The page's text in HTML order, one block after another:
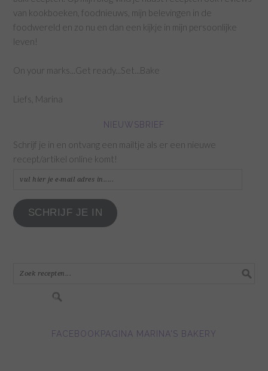
van kookboeken, foodnieuws, mijn belevingen in de
foodwereld en zo nu en dan een kijkje in mijn persoonlijke
leven!
On your marks...Get ready...Set...Bake
Liefs, Marina
NIEUWSBRIEF
Schrijf je in en ontvang een mailtje als er een nieuwe
recept/artikel online komt!
vul
je
e-
SCHRIJF JE IN
FACEBOOKPAGINA MARINA'S BAKERY